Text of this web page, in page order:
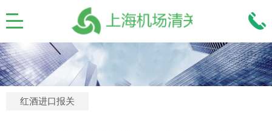
红酒进口报关